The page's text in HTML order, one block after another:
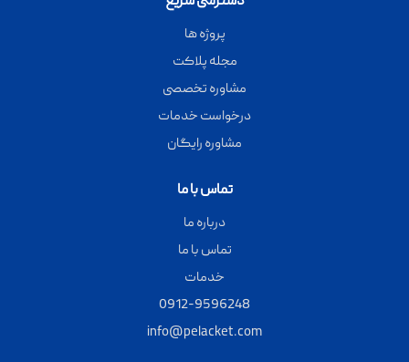
پروژه ها
مجله پلاکت
مشاوره تخصصی
درخواست خدمات
مشاوره رایگان
تماس با ما
درباره ما
تماس با ما
خدمات
0912-9596248
info@pelacket.com